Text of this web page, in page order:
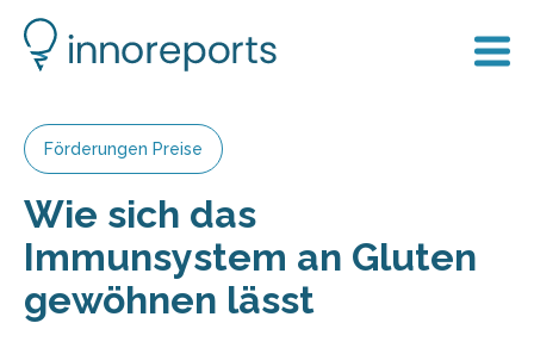
Förderungen Preise
Wie sich das
Immunsystem an Gluten
gewöhnen lässt